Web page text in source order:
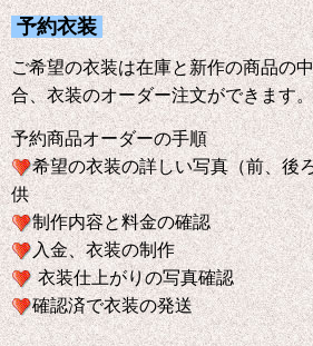
予約衣装
ご希望の衣装は在庫と新作の商品の
合、衣装のオーダー注文ができます。
予約商品オーダーの手順
希望の衣装の詳しい写真（前、後
供
制作内容と料金の確認
入金、衣装の制作
衣装仕上がりの写真確認
確認済で衣装の発送